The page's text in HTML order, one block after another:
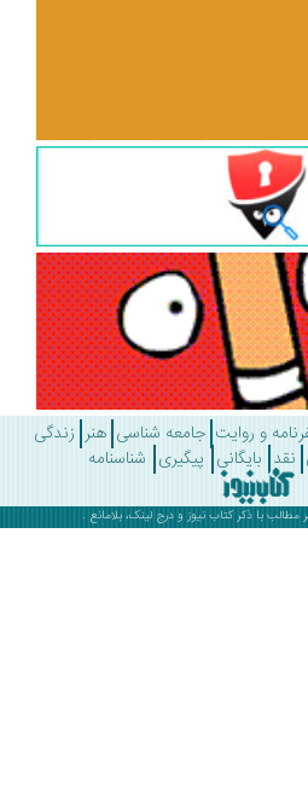
روایت جامعه شناسی هنر زندگی
بایگانی پیگیری شناسنامه
ذکرکتاب نیوز و درج لینک، بلامانع .